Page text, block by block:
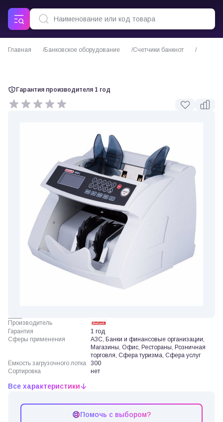
Главная Банковское оборудование
Счетчики банкнот
Гарантия производителя 1 год
Производитель
Гарантия
1 год
Сферы применения
АЗС, Банки и финансовые организации,
Магазины, Офис, Рестораны, Розничная
торговля, Сфера туризма, Сфера услуг
Ёмкость загрузочного лотка
300
Сортировка
нет
Все характеристики
Помочь с выбором?